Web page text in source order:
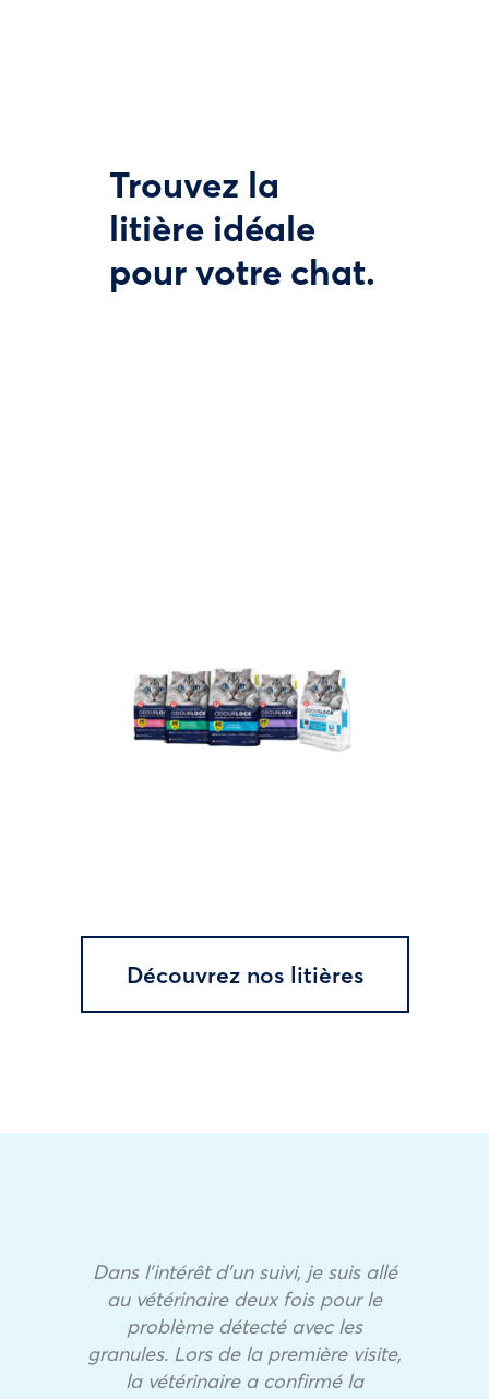
Trouvez la
litière idéale
pour votre chat.
Découvrez nos litières
Dans l’intérêt d’un suivi, je suis allé
au vétérinaire deux fois pour le
problème détecté avec les
granules. Lors de la première visite,
la vétérinaire a confirmé la